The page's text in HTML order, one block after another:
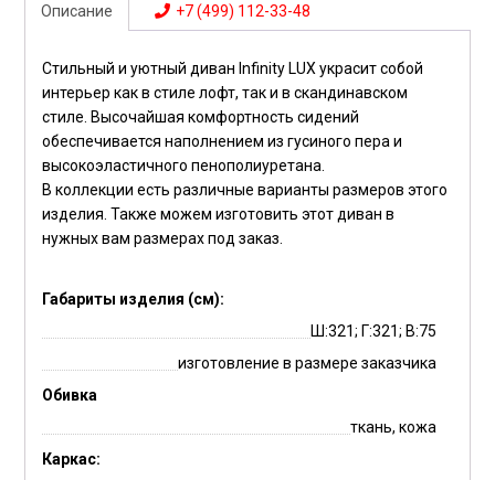
Описание +7 (499) 112-33-48
Стильный и уютный диван Infinity LUX украсит собой
интерьер как в стиле лофт, так и в скандинавском
стиле. Высочайшая комфортность сидений
обеспечивается наполнением из гусиного пера и
высокоэластичного пенополиуретана.
В коллекции есть различные варианты размеров этого
изделия. Также можем изготовить этот диван в
нужных вам размерах под заказ.
Габариты изделия (см):
Ш:321; Г:321; В:75
изготовление в размере заказчика
Обивка
ткань, кожа
Каркас: